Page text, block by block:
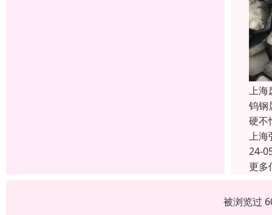
上海
钨钢
硬不
上海
24-
更多
被浏览过